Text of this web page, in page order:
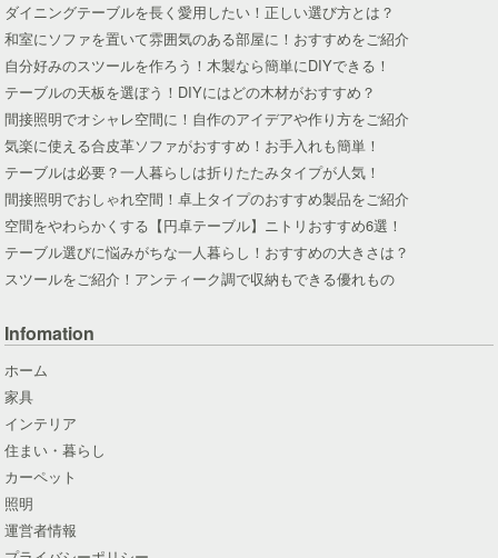
ダイニングテーブルを長く愛用したい！正しい選び方とは？
和室にソファを置いて雰囲気のある部屋に！おすすめをご紹介
自分好みのスツールを作ろう！木製なら簡単にDIYできる！
テーブルの天板を選ぼう！DIYにはどの木材がおすすめ？
間接照明でオシャレ空間に！自作のアイデアや作り方をご紹介
気楽に使える合皮革ソファがおすすめ！お手入れも簡単！
テーブルは必要？一人暮らしは折りたたみタイプが人気！
間接照明でおしゃれ空間！卓上タイプのおすすめ製品をご紹介
空間をやわらかくする【円卓テーブル】ニトリおすすめ6選！
テーブル選びに悩みがちな一人暮らし！おすすめの大きさは？
スツールをご紹介！アンティーク調で収納もできる優れもの
Infomation
ホーム
家具
インテリア
住まい・暮らし
カーペット
照明
運営者情報